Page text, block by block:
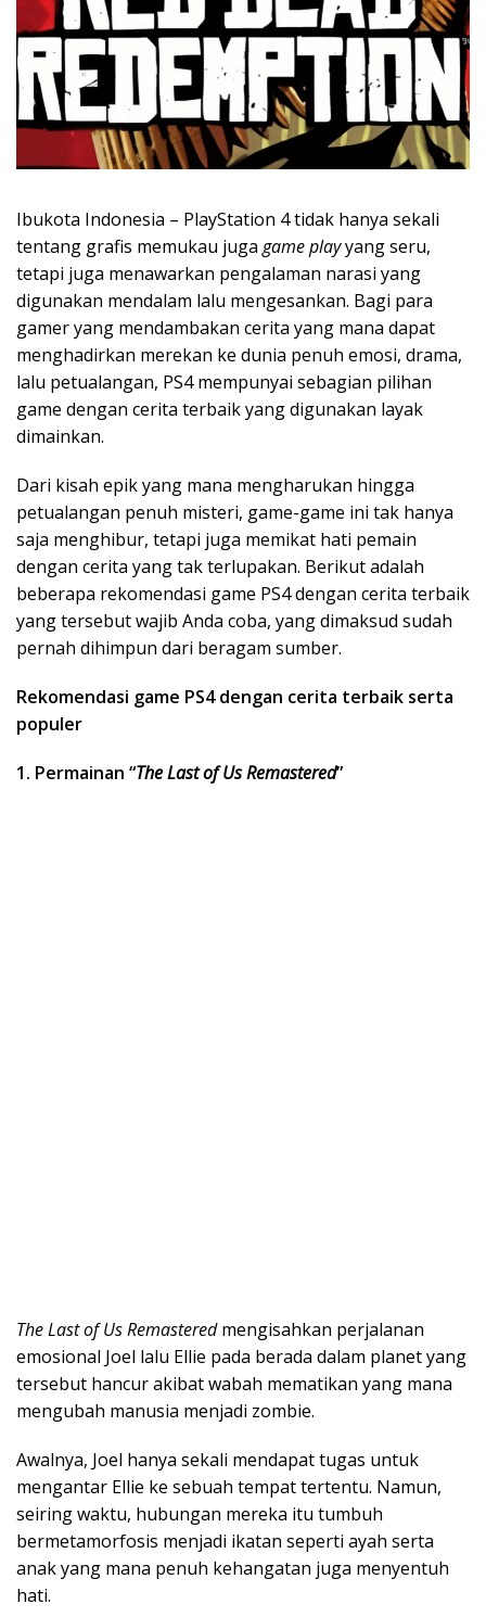
Ibukota Indonesia – PlayStation 4 tidak hanya sekali
tentang grafis memukau juga game playyang seru,
tetapi juga menawarkan pengalaman narasi yang
digunakan mendalam lalu mengesankan. Bagi para
gamer yang mendambakan cerita yang mana dapat
menghadirkan merekan ke dunia penuh emosi, drama,
lalu petualangan, PS4 mempunyai sebagian pilihan
game dengan cerita terbaik yang digunakan layak
dimainkan.
Dari kisah epik yang mana mengharukan hingga
petualangan penuh misteri, game-game ini tak hanya
saja menghibur, tetapi juga memikat hati pemain
dengan cerita yang tak terlupakan. Berikut adalah
beberapa rekomendasi game PS4 dengan cerita terbaik
yang tersebut wajib Anda coba, yang dimaksud sudah
pernah dihimpun dari beragam sumber.
Rekomendasi game PS4 dengan cerita terbaik serta
populer
1. Permainan “The Last of Us Remastered”
The Last of Us Remasteredmengisahkan perjalanan
emosional Joel lalu Ellie pada berada dalam planet yang
tersebut hancur akibat wabah mematikan yang mana
mengubah manusia menjadi zombie.
Awalnya, Joel hanya sekali mendapat tugas untuk
mengantar Ellie ke sebuah tempat tertentu. Namun,
seiring waktu, hubungan mereka itu tumbuh
bermetamorfosis menjadi ikatan seperti ayah serta
anak yang mana penuh kehangatan juga menyentuh
hati.